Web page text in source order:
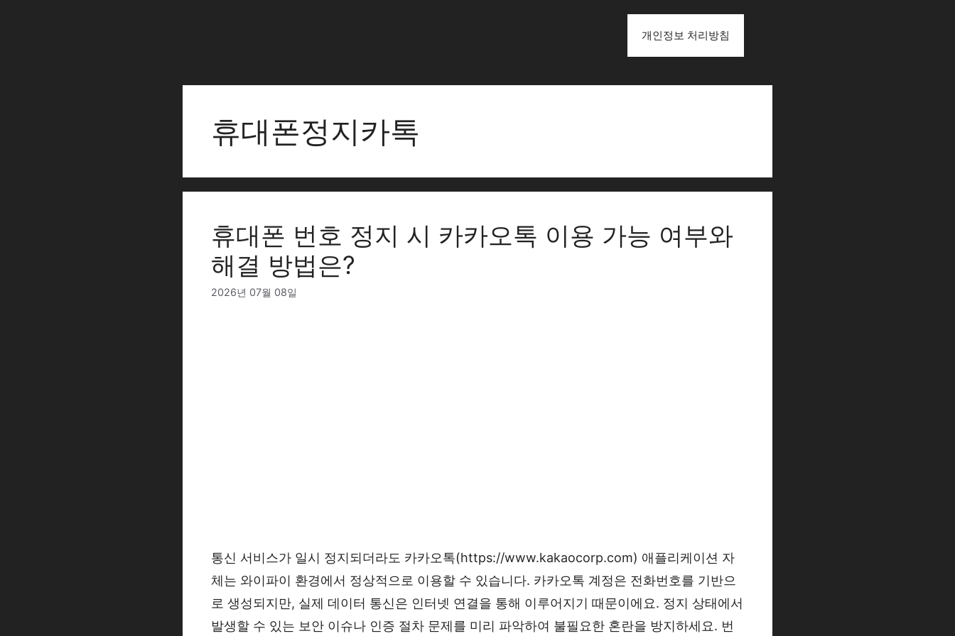
개인정보 처리방침
휴대폰정지카톡
휴대폰 번호 정지 시 카카오톡 이용 가능 여부와
해결 방법은?
2026년 07월 08일
통신 서비스가 일시 정지되더라도 카카오톡(https://www.kakaocorp.com) 애플리케이션 자
체는 와이파이 환경에서 정상적으로 이용할 수 있습니다. 카카오톡 계정은 전화번호를 기반으
로 생성되지만, 실제 데이터 통신은 인터넷 연결을 통해 이루어지기 때문이에요. 정지 상태에서
발생할 수 있는 보안 이슈나 인증 절차 문제를 미리 파악하여 불필요한 혼란을 방지하세요. 번